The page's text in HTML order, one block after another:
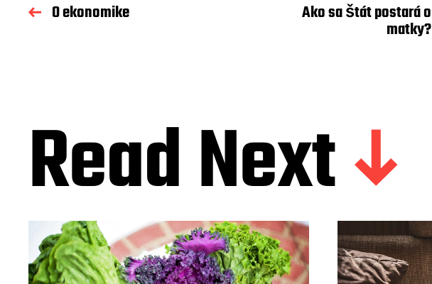
O ekonomike Ako sa štát postará o
matky?
Read Next